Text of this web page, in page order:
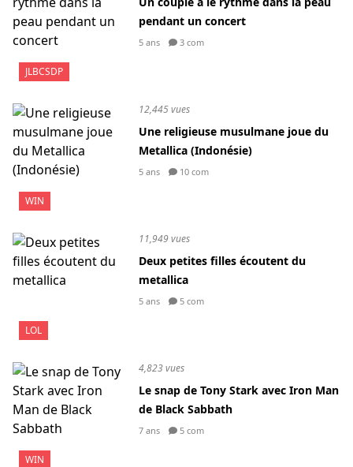
JLBCSDP
pendant un concert
5 ans 3 com
WIN
12,445 vues
Une religieuse musulmane joue du
Metallica (Indonésie)
5 ans 10 com
LOL
11,949 vues
Deux petites filles écoutent du
metallica
5 ans 5 com
WIN
4,823 vues
Le snap de Tony Stark avec Iron Man
de Black Sabbath
7 ans 5 com